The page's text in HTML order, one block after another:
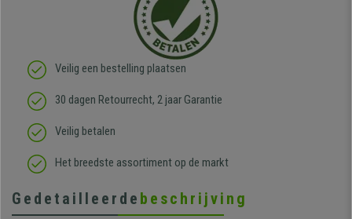
Veilig een bestelling plaatsen
30 dagen Retourrecht, 2 jaar Garantie
Veilig betalen
Het breedste assortiment op de markt
Gedetailleerde beschrijving